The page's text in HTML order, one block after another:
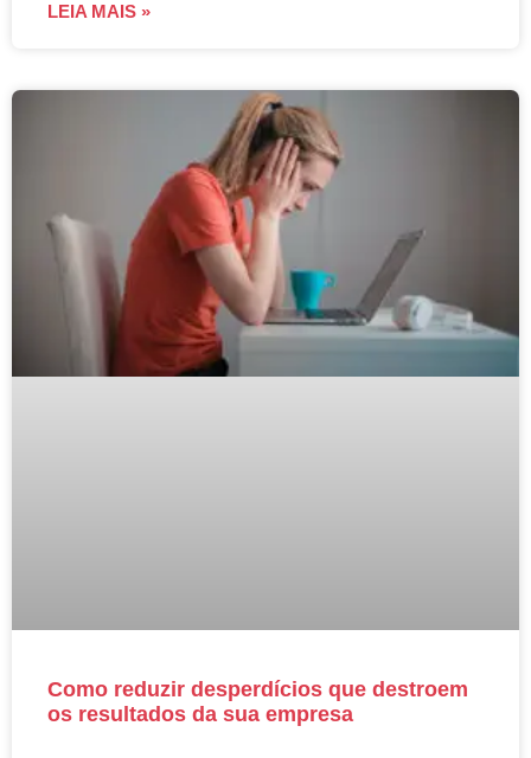
LEIA MAIS »
Como reduzir desperdícios que destroem
os resultados da sua empresa